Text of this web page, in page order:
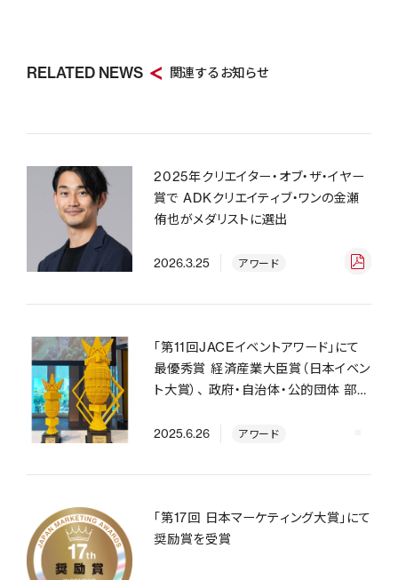
RELATED NEWS 関連するお知らせ
2025年クリエイター・オブ・ザ・イヤー
賞で ADKクリエイティブ・ワンの金瀬
侑也がメダリストに選出
2026.3.25 アワード
「第11回JACEイベントアワード」にて
最優秀賞 経済産業大臣賞（日本イベン
ト大賞）、 政府・自治体・公的団体 部門
2025.6.26 アワード
「第17回 日本マーケティング大賞」にて
奨励賞を受賞